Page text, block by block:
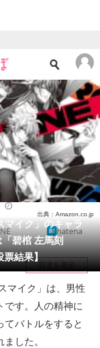
マイク」のキャラ
碧棺 左馬刻
票結果】
出典：Amazon.co.jp
hatena
目次を表示
マイク」は、男性
です。人の精神に
てバトルをすると
した。